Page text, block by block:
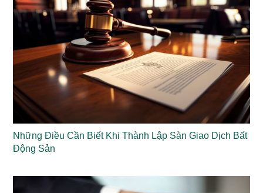
Những Điều Cần Biết Khi Thành Lập Sàn Giao Dịch Bất
Động Sản